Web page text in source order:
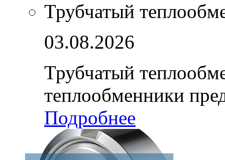
Трубчатый
03.08.2026
Трубчатый
теплообменники
Подробнее